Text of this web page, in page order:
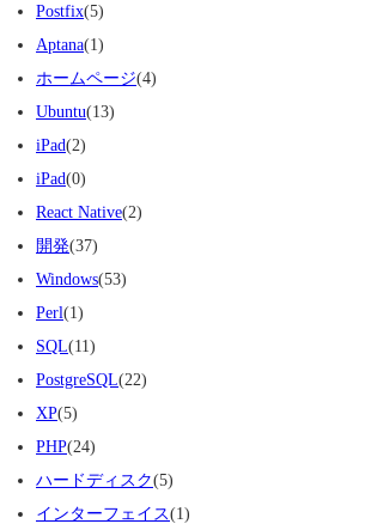
Postfix(5)
Aptana(1)
ホームページ(4)
Ubuntu(13)
iPad(2)
iPad(0)
React Native(2)
開発(37)
Windows(53)
Perl(1)
SQL(11)
PostgreSQL(22)
XP(5)
PHP(24)
ハードディスク(5)
インターフェイス(1)